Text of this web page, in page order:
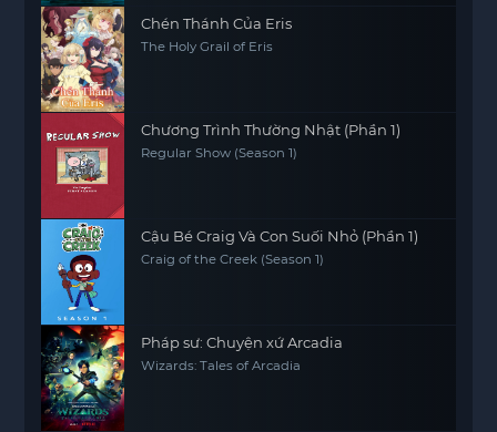
Chén Thánh Của Eris
The Holy Grail of Eris
Chương Trình Thường Nhật (Phần 1)
Regular Show (Season 1)
Cậu Bé Craig Và Con Suối Nhỏ (Phần 1)
Craig of the Creek (Season 1)
Pháp sư: Chuyện xứ Arcadia
Wizards: Tales of Arcadia